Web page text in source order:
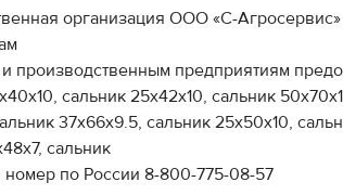
организация ООО «С-
производственным предприятиям
сальник 25х42х10, сальник
37х66х9.5, сальник 25х50х10,
сальник
номер по России 8-800-775-08-57